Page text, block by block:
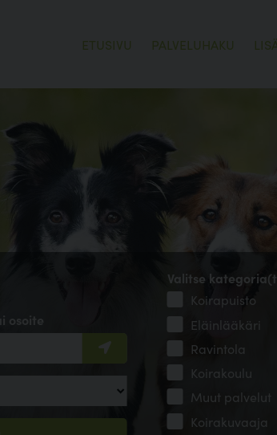
ETUSIVU PALVELUHAKU
Valitse
Koirapuisto
Eläinlääkäri
Ravintola
Koirakoulu
Muut palvelut
Koirakuvaaja